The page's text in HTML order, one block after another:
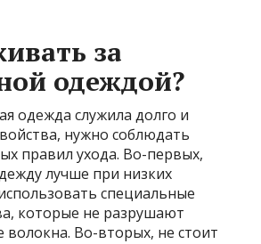
за
одеждой?
одежда служила долго и
нужно соблюдать
правил ухода. Во-первых,
лучше при низких
специальные
которые не разрушают
Во-вторых, не стоит